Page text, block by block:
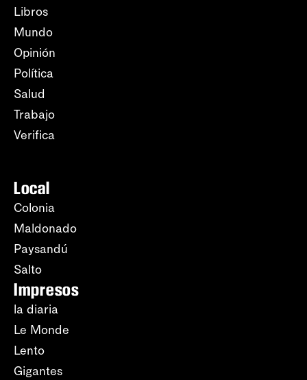
Libros
Mundo
Opinión
Política
Salud
Trabajo
Verifica
Local
Colonia
Maldonado
Paysandú
Salto
Impresos
la diaria
Le Monde
Lento
Gigantes